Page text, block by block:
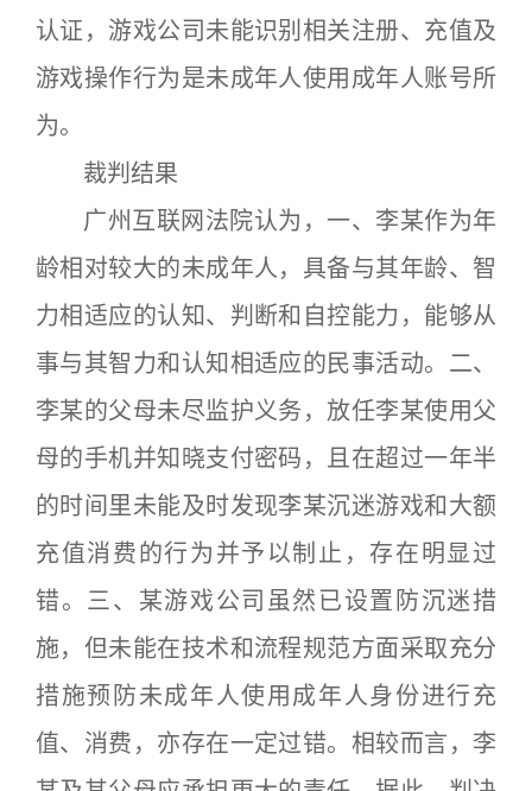
认证，游戏公司未能识别相关注册、充值及
游戏操作行为是未成年人使用成年人账号所
为。
裁判结果
广州互联网法院认为，一、李某作为年
龄相对较大的未成年人，具备与其年龄、智
力相适应的认知、判断和自控能力，能够从
事与其智力和认知相适应的民事活动。二、
李某的父母未尽监护义务，放任李某使用父
母的手机并知晓支付密码，且在超过一年半
的时间里未能及时发现李某沉迷游戏和大额
充值消费的行为并予以制止，存在明显过
错。三、某游戏公司虽然已设置防沉迷措
施，但未能在技术和流程规范方面采取充分
措施预防未成年人使用成年人身份进行充
值、消费，亦存在一定过错。相较而言，李